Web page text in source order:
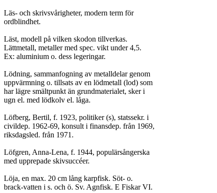
Läs- och skrivsvårigheter, modern term för
ordblindhet.
Läst, modell på vilken skodon tillverkas.
Lättmetall, metaller med spec. vikt under 4,5.
Ex: aluminium o. dess legeringar.
Lödning, sammanfogning av metalldelar genom
uppvärmning o. tillsats av en lödmetall (lod) som
har lägre smältpunkt än grundmaterialet, sker i
ugn el. med lödkolv el. låga.
Löfberg, Bertil, f. 1923, politiker (s), statssekr. i
civildep. 1962-69, konsult i finansdep. från 1969,
riksdagsled. från 1971.
Löfgren, Anna-Lena, f. 1944, populärsångerska
med upprepade skivsuccéer.
Löja, en max. 20 cm lång karpfisk. Söt- o.
brack-vatten i s. och ö. Sv. Agnfisk. E Fiskar VI.